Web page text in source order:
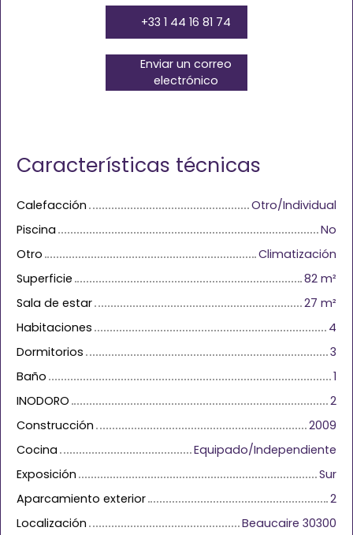
+33 1 44 16 81 74
Enviar un correo
electrónico
Características técnicas
Calefacción
Otro/Individual
Piscina
No
Otro
Climatización
Superficie
82 m²
Sala de estar
27 m²
Habitaciones
4
Dormitorios
3
Baño
1
INODORO
2
Construcción
2009
Cocina
Equipado/Independiente
Exposición
Sur
Aparcamiento exterior
2
Localización
Beaucaire 30300